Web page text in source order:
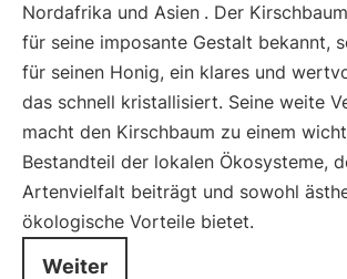
Nordafrika und Asien . Der
für seine imposante Gestalt bekannt,
für seinen Honig, ein klares und
das schnell kristallisiert. Seine weite
macht den Kirschbaum zu einem
Bestandteil der lokalen Ökosysteme,
Artenvielfalt beiträgt und sowohl
ökologische Vorteile bietet.
Weiter